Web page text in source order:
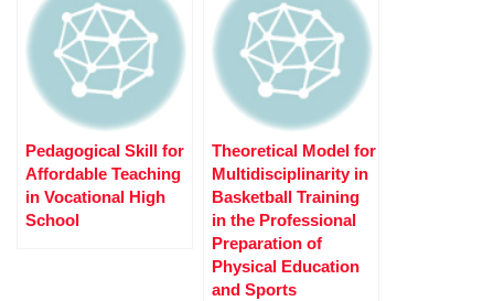
Pedagogical Skill for
Affordable Teaching
in Vocational High
School
Theoretical Model for
Multidisciplinarity in
Basketball Training
in the Professional
Preparation of
Physical Education
and Sports